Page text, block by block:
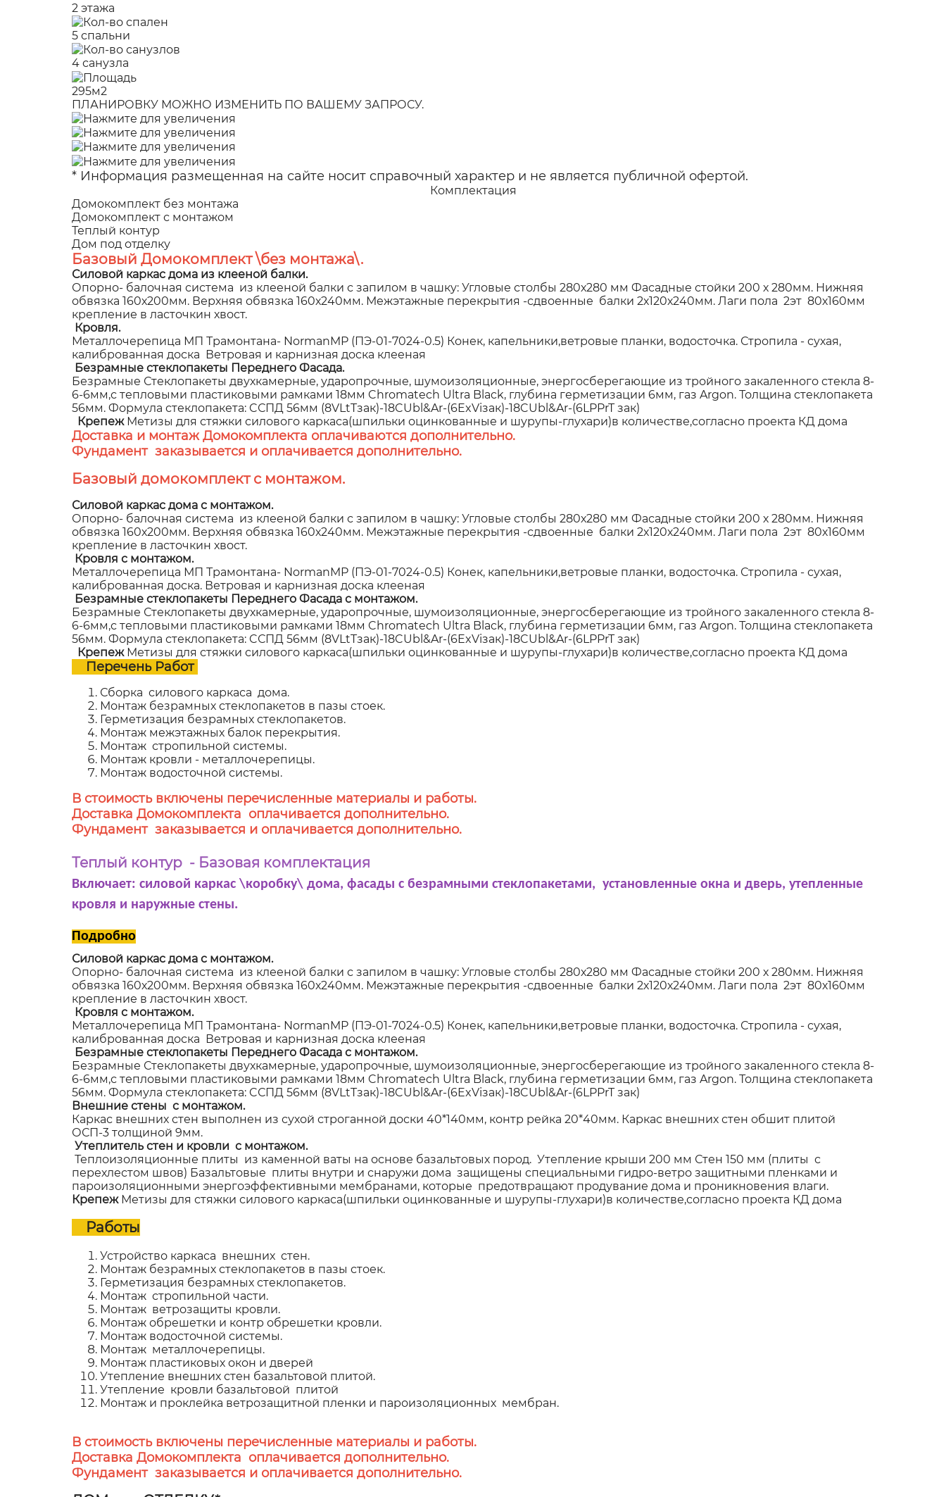
2 этажа
5 спальни
4 санузла
295м2
ПЛАНИРОВКУ МОЖНО ИЗМЕНИТЬ ПО ВАШЕМУ ЗАПРОСУ.
* Информация размещенная на сайте носит справочный характер и не является публичной офертой.
Комплектация
Домокомплект без монтажа
Домокомплект с монтажом
Теплый контур
Дом под отделку
Базовый Домокомплект \без монтажа\.
Силовой каркас дома из клееной балки.
Опорно- балочная система из клееной балки с запилом в чашку: Угловые столбы 280х280 мм Фасадные стойки 200 х 280мм. Нижняя
обвязка 160х200мм. Верхняя обвязка 160х240мм. Межэтажные перекрытия -сдвоенные балки 2х120х240мм. Лаги пола 2эт 80х160мм
крепление в ласточкин хвост.
Кровля.
Металлочерепица МП Трамонтана- NormanMP (ПЭ-01-7024-0.5) Конек, капельники,ветровые планки, водосточка. Стропила - сухая,
калиброванная доска Ветровая и карнизная доска клееная
Безрамные стеклопакеты Переднего Фасада.
Безрамные Стеклопакеты двухкамерные, ударопрочные, шумоизоляционные, энергосберегающие из тройного закаленного стекла 8-
6-6мм,с тепловыми пластиковыми рамками 18мм Chromatech Ultra Black, глубина герметизации 6мм, газ Argon. Толщина стеклопакета
56мм. Формула стеклопакета: CСПД 56мм (8VLtTзак)-18CUbl&Ar-(6ExViзак)-18CUbl&Ar-(6LPPrT зак)
Крепеж Метизы для стяжки силового каркаса(шпильки оцинкованные и шурупы-глухари)в количестве,согласно проекта КД дома
Доставка и монтаж Домокомплекта оплачиваются дополнительно.
Фундамент заказывается и оплачивается дополнительно.
Базовый домокомплект с монтажом.
Силовой каркас дома с монтажом.
Опорно- балочная система из клееной балки с запилом в чашку: Угловые столбы 280х280 мм Фасадные стойки 200 х 280мм. Нижняя
обвязка 160х200мм. Верхняя обвязка 160х240мм. Межэтажные перекрытия -сдвоенные балки 2х120х240мм. Лаги пола 2эт 80х160мм
крепление в ласточкин хвост.
Кровля с монтажом.
Металлочерепица МП Трамонтана- NormanMP (ПЭ-01-7024-0.5) Конек, капельники,ветровые планки, водосточка. Стропила - сухая,
калиброванная доска. Ветровая и карнизная доска клееная
Безрамные стеклопакеты Переднего Фасада с монтажом.
Безрамные Стеклопакеты двухкамерные, ударопрочные, шумоизоляционные, энергосберегающие из тройного закаленного стекла 8-
6-6мм,с тепловыми пластиковыми рамками 18мм Chromatech Ultra Black, глубина герметизации 6мм, газ Argon. Толщина стеклопакета
56мм. Формула стеклопакета: CСПД 56мм (8VLtTзак)-18CUbl&Ar-(6ExViзак)-18CUbl&Ar-(6LPPrT зак)
Крепеж Метизы для стяжки силового каркаса(шпильки оцинкованные и шурупы-глухари)в количестве,согласно проекта КД дома
Перечень Работ
Сборка силового каркаса дома.
Монтаж безрамных стеклопакетов в пазы стоек.
Герметизация безрамных стеклопакетов.
Монтаж межэтажных балок перекрытия.
Монтаж стропильной системы.
Монтаж кровли - металлочерепицы.
Монтаж водосточной системы.
В стоимость включены перечисленные материалы и работы.
Доставка Домокомплекта оплачивается дополнительно.
Фундамент заказывается и оплачивается дополнительно.
Теплый контур - Базовая комплектация
Включает: силовой каркас \коробку\ дома, фасады с безрамными стеклопакетами, установленные окна и дверь, утепленные
кровля и наружные стены.
Подробно
Силовой каркас дома с монтажом.
Опорно- балочная система из клееной балки с запилом в чашку: Угловые столбы 280х280 мм Фасадные стойки 200 х 280мм. Нижняя
обвязка 160х200мм. Верхняя обвязка 160х240мм. Межэтажные перекрытия -сдвоенные балки 2х120х240мм. Лаги пола 2эт 80х160мм
крепление в ласточкин хвост.
Кровля с монтажом.
Металлочерепица МП Трамонтана- NormanMP (ПЭ-01-7024-0.5) Конек, капельники,ветровые планки, водосточка. Стропила - сухая,
калиброванная доска Ветровая и карнизная доска клееная
Безрамные стеклопакеты Переднего Фасада с монтажом.
Безрамные Стеклопакеты двухкамерные, ударопрочные, шумоизоляционные, энергосберегающие из тройного закаленного стекла 8-
6-6мм,с тепловыми пластиковыми рамками 18мм Chromatech Ultra Black, глубина герметизации 6мм, газ Argon. Толщина стеклопакета
56мм. Формула стеклопакета: CСПД 56мм (8VLtTзак)-18CUbl&Ar-(6ExViзак)-18CUbl&Ar-(6LPPrT зак)
Внешние стены с монтажом.
Каркас внешних стен выполнен из сухой строганной доски 40*140мм, контр рейка 20*40мм. Каркас внешних стен обшит плитой
ОСП-3 толщиной 9мм.
Утеплитель стен и кровли с монтажом.
Теплоизоляционные плиты из каменной ваты на основе базальтовых пород. Утепление крыши 200 мм Стен 150 мм (плиты с
перехлестом швов) Базальтовые плиты внутри и снаружи дома защищены специальными гидро-ветро защитными пленками и
пароизоляционными энергоэффективными мембранами, которые предотвращают продувание дома и проникновения влаги.
Крепеж Метизы для стяжки силового каркаса(шпильки оцинкованные и шурупы-глухари)в количестве,согласно проекта КД дома
Работы
Устройство каркаса внешних стен.
Монтаж безрамных стеклопакетов в пазы стоек.
Герметизация безрамных стеклопакетов.
Монтаж стропильной части.
Монтаж ветрозащиты кровли.
Монтаж обрешетки и контр обрешетки кровли.
Монтаж водосточной системы.
Монтаж металлочерепицы.
Монтаж пластиковых окон и дверей
Утепление внешних стен базальтовой плитой.
Утепление кровли базальтовой плитой
Монтаж и проклейка ветрозащитной пленки и пароизоляционных мембран.
В стоимость включены перечисленные материалы и работы.
Доставка Домокомплекта оплачивается дополнительно.
Фундамент заказывается и оплачивается дополнительно.